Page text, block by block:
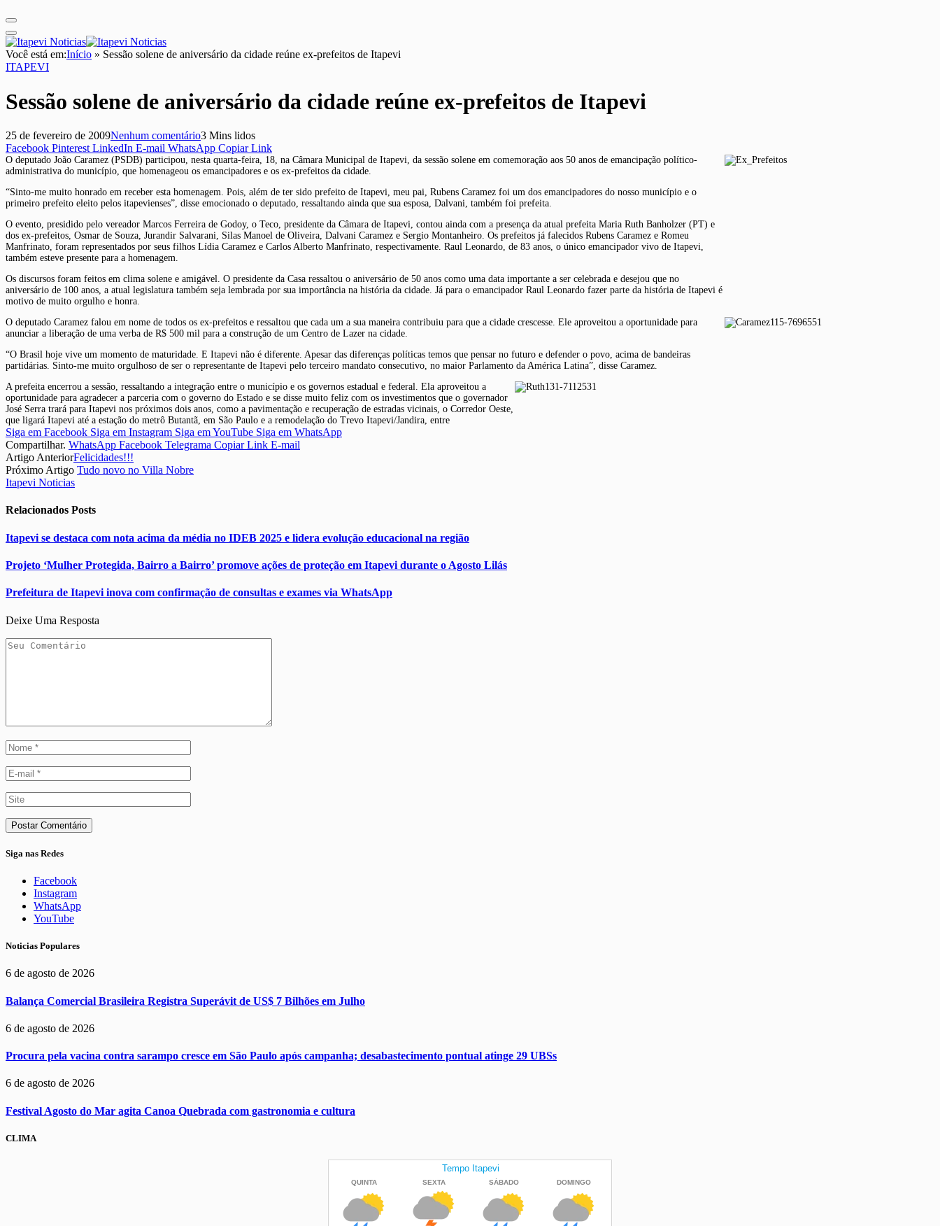
Você está em:Início » Sessão solene de aniversário da cidade reúne ex-prefeitos de Itapevi
ITAPEVI
Sessão solene de aniversário da cidade reúne ex-prefeitos de Itapevi
25 de fevereiro de 2009Nenhum comentário3 Mins lidos
Facebook Pinterest LinkedIn E-mail WhatsApp Copiar Link
O deputado João Caramez (PSDB) participou, nesta quarta-feira, 18, na Câmara Municipal de Itapevi, da sessão solene em comemoração aos 50 anos de emancipação político-
administrativa do município, que homenageou os emancipadores e os ex-prefeitos da cidade.
“Sinto-me muito honrado em receber esta homenagem. Pois, além de ter sido prefeito de Itapevi, meu pai, Rubens Caramez foi um dos emancipadores do nosso município e o
primeiro prefeito eleito pelos itapevienses”, disse emocionado o deputado, ressaltando ainda que sua esposa, Dalvani, também foi prefeita.
O evento, presidido pelo vereador Marcos Ferreira de Godoy, o Teco, presidente da Câmara de Itapevi, contou ainda com a presença da atual prefeita Maria Ruth Banholzer (PT) e
dos ex-prefeitos, Osmar de Souza, Jurandir Salvarani, Silas Manoel de Oliveira, Dalvani Caramez e Sergio Montanheiro. Os prefeitos já falecidos Rubens Caramez e Romeu
Manfrinato, foram representados por seus filhos Lídia Caramez e Carlos Alberto Manfrinato, respectivamente. Raul Leonardo, de 83 anos, o único emancipador vivo de Itapevi,
também esteve presente para a homenagem.
Os discursos foram feitos em clima solene e amigável. O presidente da Casa ressaltou o aniversário de 50 anos como uma data importante a ser celebrada e desejou que no
aniversário de 100 anos, a atual legislatura também seja lembrada por sua importância na história da cidade. Já para o emancipador Raul Leonardo fazer parte da história de Itapevi é
motivo de muito orgulho e honra.
O deputado Caramez falou em nome de todos os ex-prefeitos e ressaltou que cada um a sua maneira contribuiu para que a cidade crescesse. Ele aproveitou a oportunidade para
anunciar a liberação de uma verba de R$ 500 mil para a construção de um Centro de Lazer na cidade.
“O Brasil hoje vive um momento de maturidade. E Itapevi não é diferente. Apesar das diferenças políticas temos que pensar no futuro e defender o povo, acima de bandeiras
partidárias. Sinto-me muito orgulhoso de ser o representante de Itapevi pelo terceiro mandato consecutivo, no maior Parlamento da América Latina”, disse Caramez.
A prefeita encerrou a sessão, ressaltando a integração entre o município e os governos estadual e federal. Ela aproveitou a
oportunidade para agradecer a parceria com o governo do Estado e se disse muito feliz com os investimentos que o governador
José Serra trará para Itapevi nos próximos dois anos, como a pavimentação e recuperação de estradas vicinais, o Corredor Oeste,
que ligará Itapevi até a estação do metrô Butantã, em São Paulo e a remodelação do Trevo Itapevi/Jandira, entre
Siga em Facebook Siga em Instagram Siga em YouTube Siga em WhatsApp
Compartilhar. WhatsApp Facebook Telegrama Copiar Link E-mail
Artigo AnteriorFelicidades!!!
Próximo Artigo Tudo novo no Villa Nobre
Itapevi Noticias
Relacionados Posts
Itapevi se destaca com nota acima da média no IDEB 2025 e lidera evolução educacional na região
Projeto ‘Mulher Protegida, Bairro a Bairro’ promove ações de proteção em Itapevi durante o Agosto Lilás
Prefeitura de Itapevi inova com confirmação de consultas e exames via WhatsApp
Deixe Uma Resposta
Siga nas Redes
Facebook
Instagram
WhatsApp
YouTube
Noticias Populares
6 de agosto de 2026
Balança Comercial Brasileira Registra Superávit de US$ 7 Bilhões em Julho
6 de agosto de 2026
Procura pela vacina contra sarampo cresce em São Paulo após campanha; desabastecimento pontual atinge 29 UBSs
6 de agosto de 2026
Festival Agosto do Mar agita Canoa Quebrada com gastronomia e cultura
CLIMA